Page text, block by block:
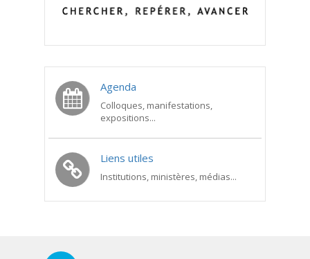
Agenda
Colloques, manifestations,
expositions...
Liens utiles
Institutions, ministères, médias...